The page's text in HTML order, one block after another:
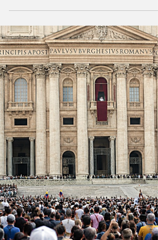
Es la decisión vital que enfrenta la
desde sus inicios: ahora la cooperación de
todos es condición para sobrevivir en el
21